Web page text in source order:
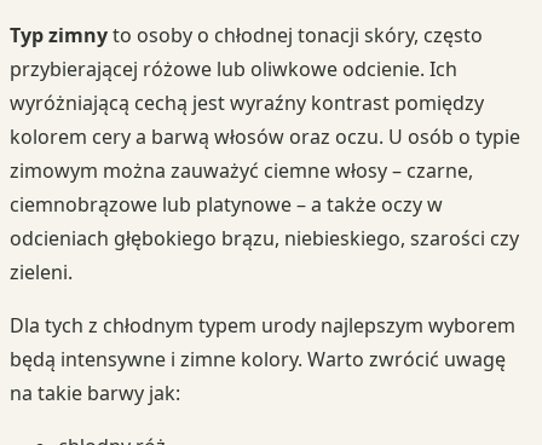
Typ zimnyto osoby o chłodnej tonacji skóry, często
przybierającej różowe lub oliwkowe odcienie. Ich
wyróżniającą cechą jest wyraźny kontrast pomiędzy
kolorem cery a barwą włosów oraz oczu. U osób o typie
zimowym można zauważyć ciemne włosy – czarne,
ciemnobrązowe lub platynowe – a także oczy w
odcieniach głębokiego brązu, niebieskiego, szarości czy
zieleni.
Dla tych z chłodnym typem urody najlepszym wyborem
będą intensywne i zimne kolory. Warto zwrócić uwagę
na takie barwy jak: